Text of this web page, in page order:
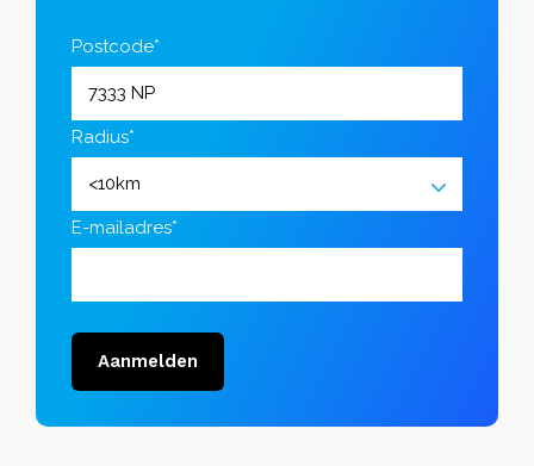
Postcode*
Radius*
E-mailadres*
Aanmelden